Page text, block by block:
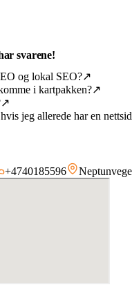
svarene!
og lokal SEO?↗
i kartpakken?↗
↗
jeg allerede har en
+4740185596